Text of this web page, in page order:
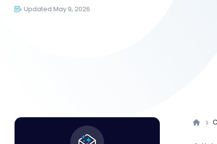
Updated May 9, 2026